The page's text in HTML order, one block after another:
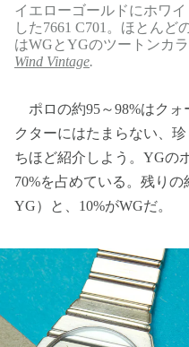
イエローゴールドにホワ
した7661 C701。ほとんど
はWGとYGのツートンカラ
Wind Vintage.
ポロの約95～98%はクォ
クターにはたまらない、
ちほど紹介しよう。YGの
70%を占めている。残りの
YG）と、10%がWGだ。